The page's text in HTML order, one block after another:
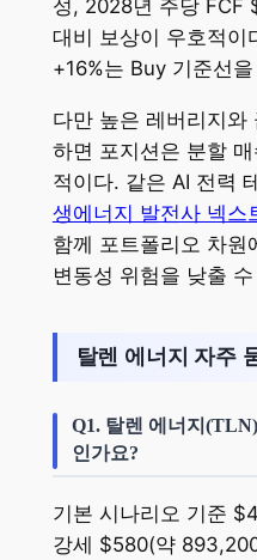
성, 2028년 주당 FCF
대비 보상이 우호적이
+16%는 Buy 기준선
다만 높은 레버리지와
하면 포지션은 분할
적이다. 같은 AI 전력
생에너지 발전사 넥스
함께 포트폴리오 차원
변동성 위험을 낮출
탈렌 에너지 자주
Q1. 탈렌 에너지
인가요?
기본 시나리오 기준
강세 $580(약